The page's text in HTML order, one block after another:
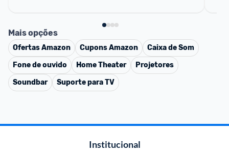
Mais opções
OfertasAmazon CuponsAmazon
Caixa de Som
Fone de ouvido
Home Theater
Projetores
Soundbar
Suporte para TV
Institucional